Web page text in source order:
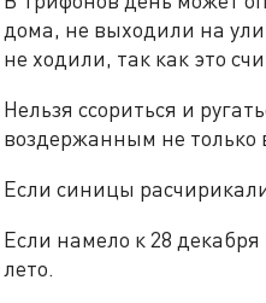
дома, не выходили на
не ходили, так как это
Нельзя ссориться и
воздержанным не только
Если синицы
Если намело к 28
лето.